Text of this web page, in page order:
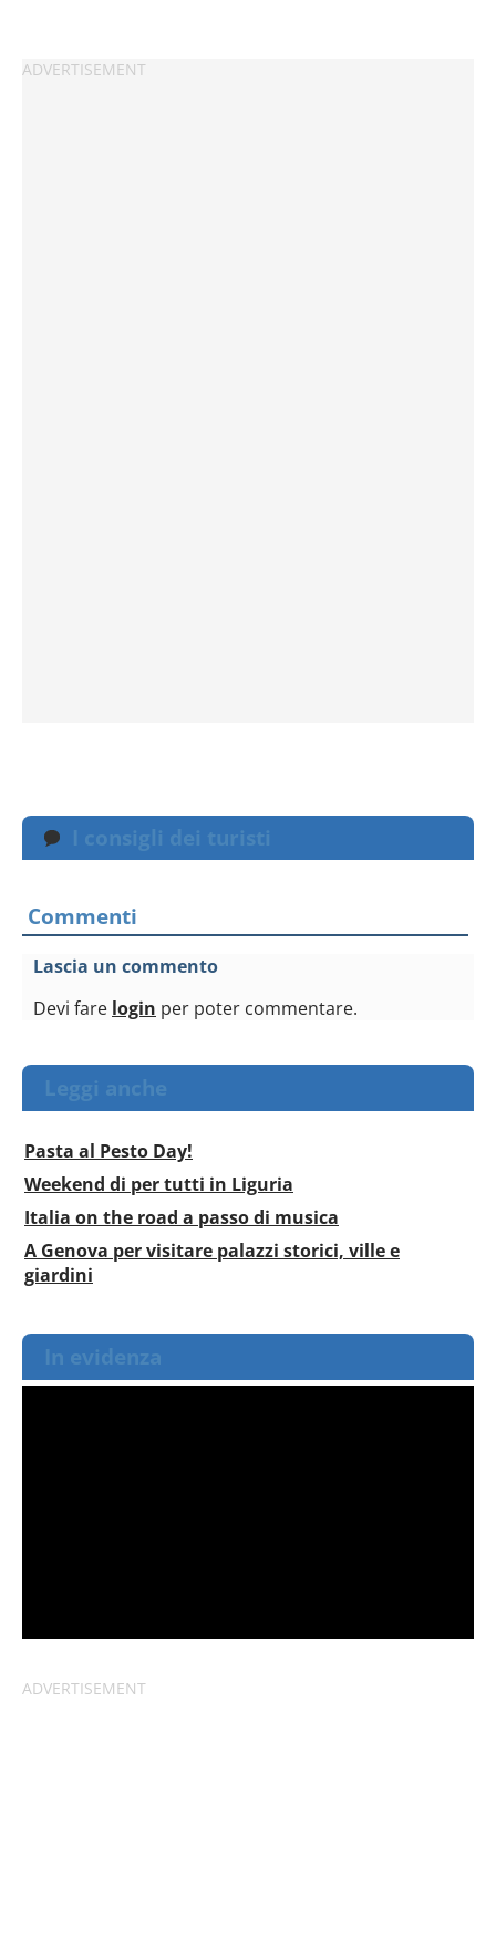
I consigli dei turisti
Commenti
Lascia un commento
Devi fare login per poter commentare.
Leggi anche
Pasta al Pesto Day!
Weekend di per tutti in Liguria
Italia on the road a passo di musica
A Genova per visitare palazzi storici, ville e
giardini
In evidenza